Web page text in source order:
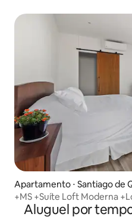
Apartamento ⋅ Santiago de
+MS +Suíte Loft Moderna
Aluguel por